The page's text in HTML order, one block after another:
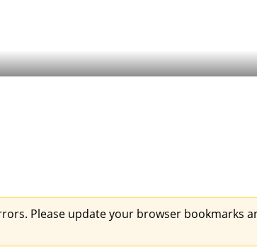
Please update your browser bookmarks